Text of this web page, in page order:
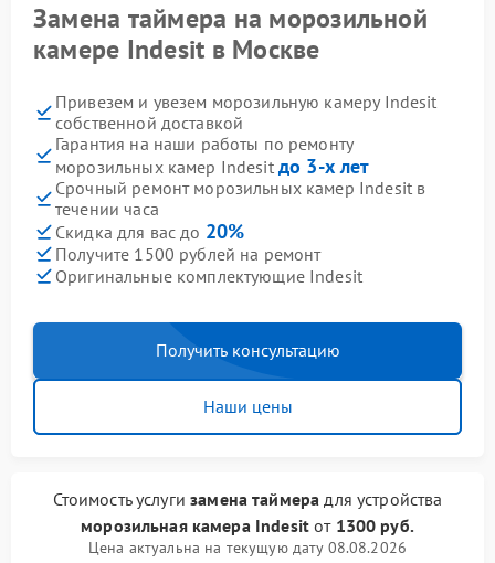
Замена таймера на морозильной
камере Indesit в Москве
Привезем и увезем морозильную камеру Indesit
собственной доставкой
Гарантия на наши работы по ремонту
морозильных камер Indesit до 3-х лет
Срочный ремонт морозильных камер Indesit в
течении часа
Скидка для вас до 20%
Получите 1500 рублей на ремонт
Оригинальные комплектующие Indesit
Получить консультацию
Наши цены
Стоимость услугизамена таймера для устройства
морозильная камера Indesitот 1300 руб.
Цена актуальна на текущую дату 08.08.2026